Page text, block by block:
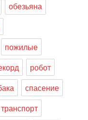
обезьяна
пожилые
робот
спасение
транспорт